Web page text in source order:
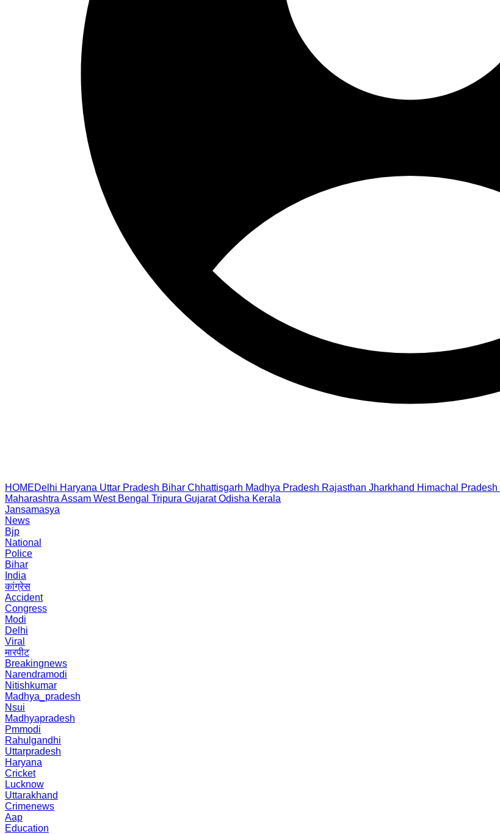
HOMEDelhi Haryana Uttar Pradesh Bihar Chhattisgarh Madhya Pradesh Rajasthan Jharkhand Himachal Pradesh
Maharashtra Assam West Bengal Tripura Gujarat Odisha Kerala
Jansamasya
News
Bjp
National
Police
Bihar
India
कांग्रेस
Accident
Congress
Modi
Delhi
Viral
मारपीट
Breakingnews
Narendramodi
Nitishkumar
Madhya_pradesh
Nsui
Madhyapradesh
Pmmodi
Rahulgandhi
Uttarpradesh
Haryana
Cricket
Lucknow
Uttarakhand
Crimenews
Aap
Education